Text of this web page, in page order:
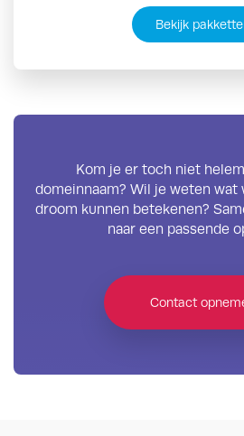
Bekijk
Kom je er toch niet
domeinnaam? Wil je weten wat
droom kunnen betekenen?
naar een passende
Contact